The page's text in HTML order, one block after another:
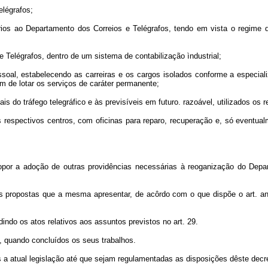
ao Departamento dos Correios e Telégrafos, tendo em vista o
dentro de um sistema de contabilização ìndustrial;
estabelecendo as carreiras e os cargos isolados conforme a
de lotar os serviços de caráter permanente;
do tráfego telegráfico e às previsíveis em futuro. razoável, utilizados os
centros, com oficinas para reparo, recuperação e, só
a adoção de outras providências necessárias à reoganização do
que a mesma apresentar, de acôrdo com o que dispõe o art.
os atos relativos aos assuntos previstos no art. 29.
concluídos os seus trabalhos.
atual legislação até que sejam regulamentadas as disposições dêste